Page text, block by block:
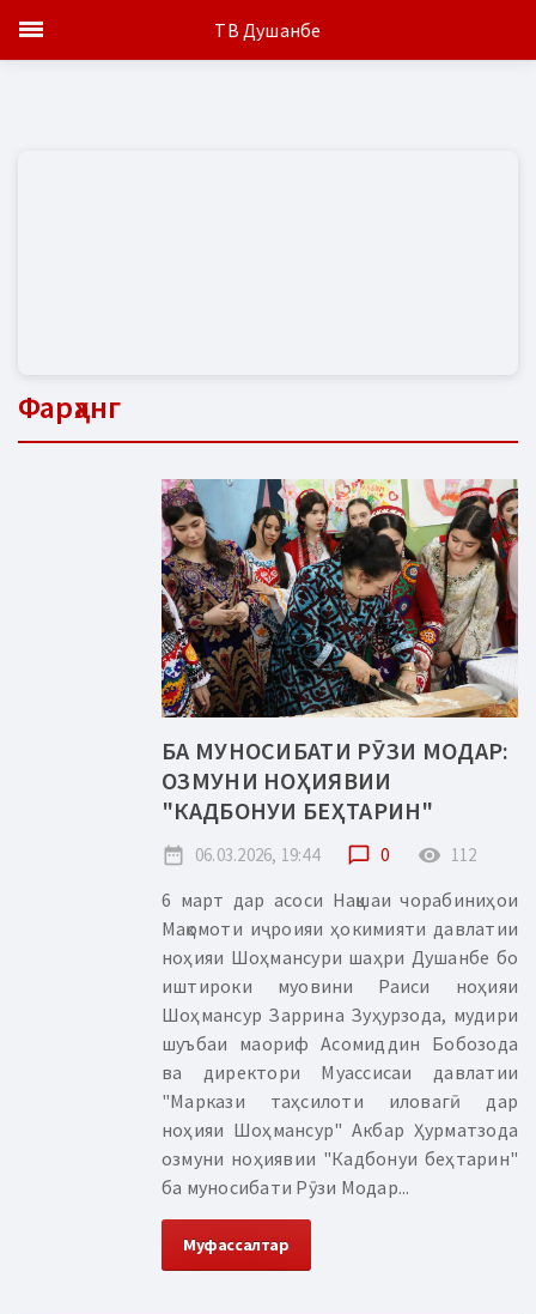
Фарҳанг
БА МУНОСИБАТИ РӮЗИ МОДАР:
ОЗМУНИ НОҲИЯВИИ
"КАДБОНУИ БЕҲТАРИН"
date_range 06.03.2026, 19:44 chat_bubble_outline 0 remove_red_eye 112
6 март дар асоси Нақшаи чорабиниҳои
Мақомоти иҷроияи ҳокимияти давлатии
ноҳияи Шоҳмансури шаҳри Душанбе бо
иштироки муовини Раиси ноҳияи
Шоҳмансур Заррина Зуҳурзода, мудири
шуъбаи маориф Асомиддин Бобозода
ва директори Муассисаи давлатии
"Маркази таҳсилоти иловагӣ дар
ноҳияи Шоҳмансур" Акбар Ҳурматзода
озмуни ноҳиявии "Кадбонуи беҳтарин"
ба муносибати Рӯзи Модар...
Муфассалтар
ТВ Душанбе